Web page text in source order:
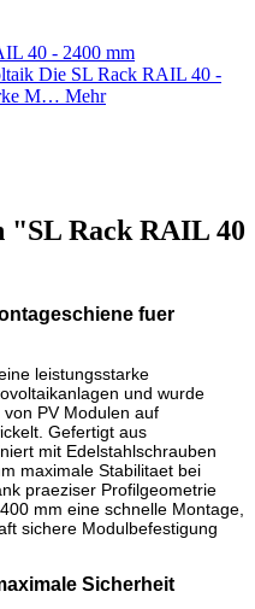
40 - 2400 mm
Die SL Rack RAIL 40 -
M… Mehr
Rack RAIL 40
fuer
leistungsstarke
und wurde
PV Modulen auf
Gefertigt aus
mit Edelstahlschrauben
maximale Stabilitaet bei
praeziser Profilgeometrie
mm eine schnelle Montage,
sichere Modulbefestigung
Sicherheit